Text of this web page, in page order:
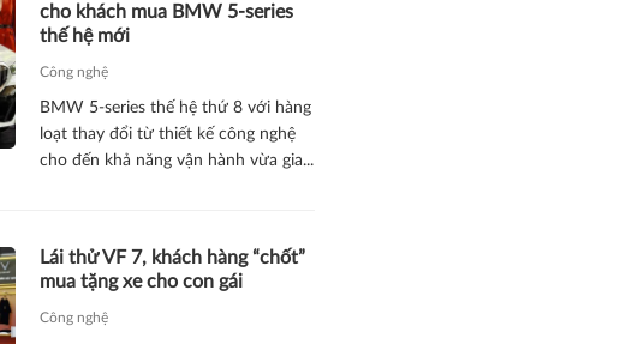
cho khách mua BMW 5-series
thế hệ mới
Công nghệ
BMW 5-series thế hệ thứ 8 với hàng
loạt thay đổi từ thiết kế công nghệ
cho đến khả năng vận hành vừa gia...
Lái thử VF 7, khách hàng “chốt”
mua tặng xe cho con gái
Công nghệ